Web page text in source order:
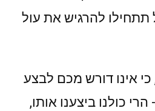
להרגיש את עול
אינו דורש מכם לבצע
כולנו ביצענו אותו,